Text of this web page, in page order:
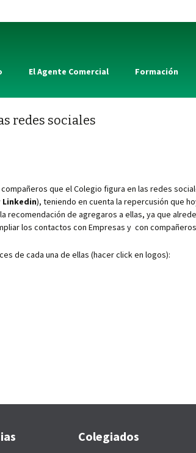
El Agente Comercial Formación
redes sociales
que el Colegio figura en las redes
Linkedin), teniendo en cuenta la repercusión que
recomendación de agregaros a ellas, ya que
los contactos con Empresas y con
de cada una de ellas (hacer click en logos):
Colegiados